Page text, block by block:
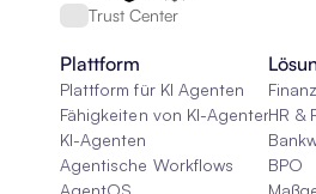
Trust Center
Plattform
Plattform für KI Agenten
Fähigkeiten von KI-Agenten
KI-Agenten
Agentische Workflows
AgentOS
HR &
BPO